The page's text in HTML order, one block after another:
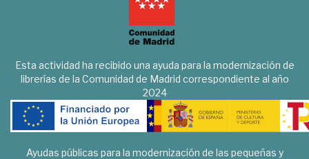
Esta actividad ha recibido una ayuda para la modernización de
librerías de la Comunidad de Madrid correspondiente al año
2024
Ayudas públicas para la modernización de las pequeñas y